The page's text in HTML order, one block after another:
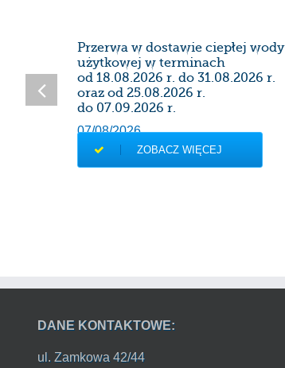
Przerwa w dostawie ciepłej wody
użytkowej w terminach
od 18.08.2026 r. do 31.08.2026 r.
oraz od 25.08.2026 r.
do 07.09.2026 r.
07/08/2026
ZOBACZ WIĘCEJ
DANE KONTAKTOWE:
ul. Zamkowa 42/44